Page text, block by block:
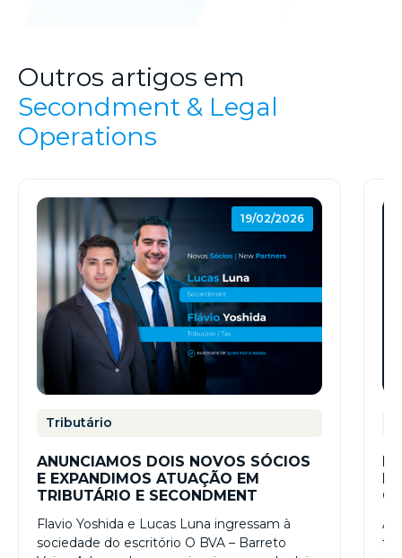
Outros artigos em
Secondment & Legal
Operations
19/02/2026
Tributário
ANUNCIAMOS DOIS NOVOS SÓCIOS
E EXPANDIMOS ATUAÇÃO EM
TRIBUTÁRIO E SECONDMENT
Flavio Yoshida e Lucas Luna ingressam à
sociedade do escritório O BVA – Barreto
A